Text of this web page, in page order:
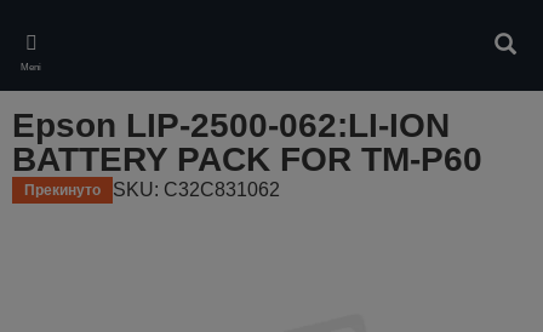
main
content
Meni
Epson LIP-2500-062:LI-ION
BATTERY PACK FOR TM-P60
Прекинуто SKU: C32C831062